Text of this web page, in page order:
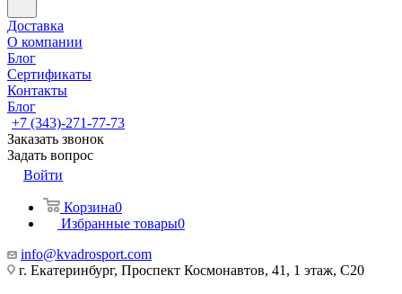
Доставка
О компании
Блог
Сертификаты
Контакты
Блог
+7 (343)-271-77-73
Заказать звонок
Задать вопрос
Войти
Корзина0
Избранные товары0
info@kvadrosport.com
г. Екатеринбург, Проспект Космонавтов, 41, 1 этаж, С20